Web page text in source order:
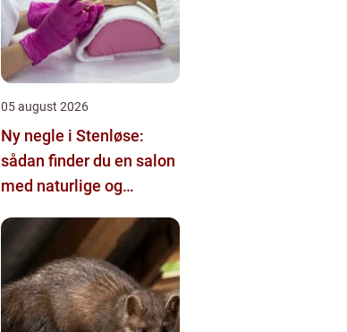
05 august 2026
Ny negle i Stenløse:
sådan finder du en salon
med naturlige og